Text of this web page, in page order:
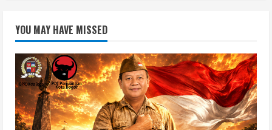
YOU MAY HAVE MISSED